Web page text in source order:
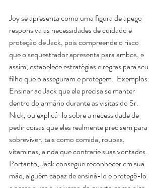
Joy se apresenta como uma figura de apego
responsiva as necessidades de cuidado e
proteção de Jack, pois compreende o risco
que o sequestrador apresenta para ambos, e
assim, estabelece estratégias e regras para seu
filho que o asseguram e protegem.  Exemplos:
Ensinar ao Jack que ele precisa se manter
dentro do armário durante as visitas do Sr.
Nick, ou explicá-lo sobre a necessidade de
pedir coisas que eles realmente precisem para
sobreviver, tais como comida, roupas,
vitaminas, ainda que contrarie suas vontades.
Portanto, Jack consegue reconhecer em sua
mãe, alguém capaz de ensiná-lo e protegê-lo